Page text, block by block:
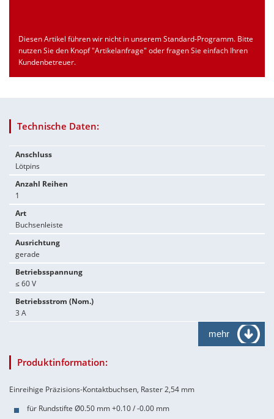
Diesen Artikel führen wir nicht in unserem Standard-Programm. Bitte
nutzen Sie den Knopf "Artikelanfrage" oder fragen Sie einfach Ihren
Kundenbetreuer.
Technische Daten:
Anschluss
Lötpins
Anzahl Reihen
1
Art
Buchsenleiste
Ausrichtung
gerade
Betriebsspannung
≤ 60 V
Betriebsstrom (Nom.)
3 A
mehr
Produktinformation:
Einreihige Präzisions-Kontaktbuchsen, Raster 2,54 mm
für Rundstifte Ø0.50 mm +0.10 / -0.00 mm